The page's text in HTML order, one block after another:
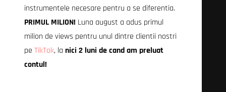
instrumentele necesare pentru a se diferentia.
PRIMUL MILION! Luna august a adus primul
milion de views pentru unul dintre clientii nostri
pe TikTok, la nici 2 luni de cand am preluat
contul!